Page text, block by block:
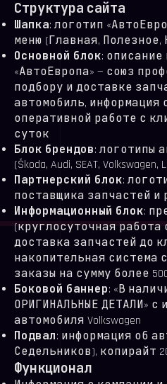
Структура сайта
Шапка: логотип
меню (Главная, Полезное,
Основной блок:
«АвтоЕвропа» — союз
подбору и доставке
автомобиль, информация
оперативной работе с
суток
Блок брендов: логотипы
(Škoda, Audi, SEAT, Volkswagen,
Партнерский блок:
поставщика запчастей и
Информационный блок:
(круглосуточная работа
доставка запчастей до
накопительная система
заказы на сумму более
Боковой баннер: «В
ОРИГИНАЛЬНЫЕ ДЕТАЛИ» с
автомобиля Volkswagen
Подвал: информация об
Седельников), копирайт
Функционал